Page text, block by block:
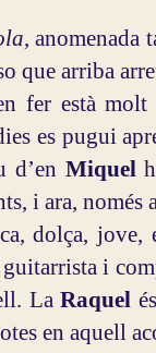
, anomenada
que arriba
fer està
es pugui
d’en Miquel
i ara, només
dolça, jove,
i
LaRaquel
en aquell